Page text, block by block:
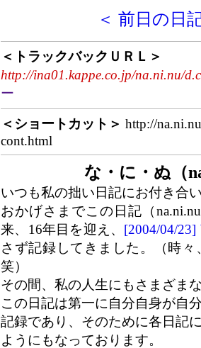
＜ 前日の日
＜トラックバックＵＲＬ＞
http://ina01.kappe.co.jp/na.ni.nu/
ー
＜ショートカット＞ http://
cont.html
な・に・ぬ（
いつも私の拙い日記にお付き合
おかげさまでこの日記（
来、16年目を迎え、 [2004/04/23]
さず記録してきました。（時
笑）
その間、私の人生にもさまざま
この日記は第一に自分自身が自
記録であり、そのために各日記
ようにもなっております。